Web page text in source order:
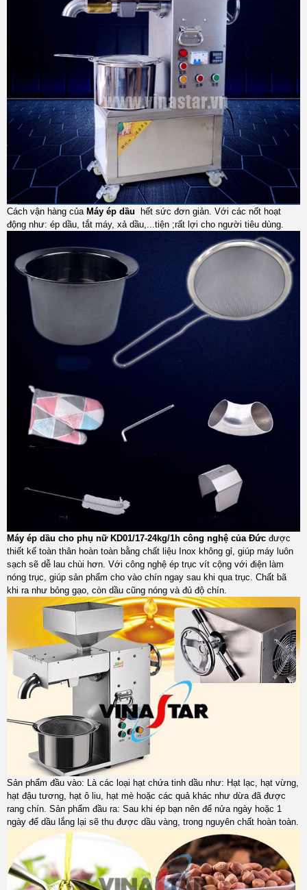
Cách vận hàng của Máy ép dầu
hết sức đơn giản. Với các nốt hoạt
động như: ép dầu, tắt máy, xả dầu,...tiện ;rất lợi cho người tiêu dùng.
Máy ép dầu cho phụ nữ KD01/17-24kg/1h công nghệ của Đức được
thiết kế toàn thân hoàn toàn bằng chất liệu Inox không gỉ, giúp máy luôn
sạch sẽ dễ lau chùi hơn. Với công nghệ ép trục vít cộng với điện làm
nóng trục, giúp sản phẩm cho vào chín ngay sau khi qua trục. Chất bã
khi ra như bỏng gạo, còn dầu cũng nóng và đủ độ chín.
Sản phẩm đầu vào: Là các loại hạt chứa tinh dầu như: Hạt lạc, hạt vừng,
hạt đậu tương, hạt ô liu, hạt mè hoặc các quả khác như dừa đã được
rang chín. Sản phẩm đầu ra: Sau khi ép bạn nên để nửa ngày hoặc 1
ngày để dầu lắng lại sẽ thu được dầu vàng, trong nguyên chất hoàn toàn.